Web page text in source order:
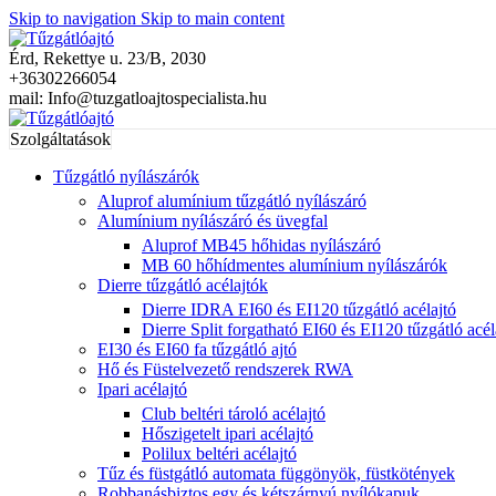
Skip to navigation Skip to main content
Érd, Rekettye u. 23/B, 2030
+36302266054
mail: Info@tuzgatloajtospecialista.hu
Szolgáltatások
Tűzgátló nyílászárók
Aluprof alumínium tűzgátló nyílászáró
Alumínium nyílászáró és üvegfal
Aluprof MB45 hőhidas nyílászáró
MB 60 hőhídmentes alumínium nyílászárók
Dierre tűzgátló acélajtók
Dierre IDRA EI60 és EI120 tűzgátló acélajtó
Dierre Split forgatható EI60 és EI120 tűzgátló
EI30 és EI60 fa tűzgátló ajtó
Hő és Füstelvezető rendszerek RWA
Ipari acélajtó
Club beltéri tároló acélajtó
Hőszigetelt ipari acélajtó
Polilux beltéri acélajtó
Tűz és füstgátló automata függönyök, füstkötények